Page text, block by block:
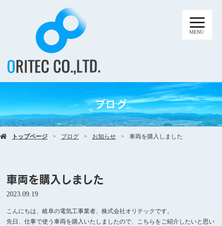
MENU
ブログ
トップページ ブログ お知らせ 車両を購入しました
車両を購入しました
2023.09.19
こんにちは、岐阜の電気工事業者、株式会社オリテックです。
先日、仕事で使う車両を購入いたしましたので、こちらをご紹介したいと思い